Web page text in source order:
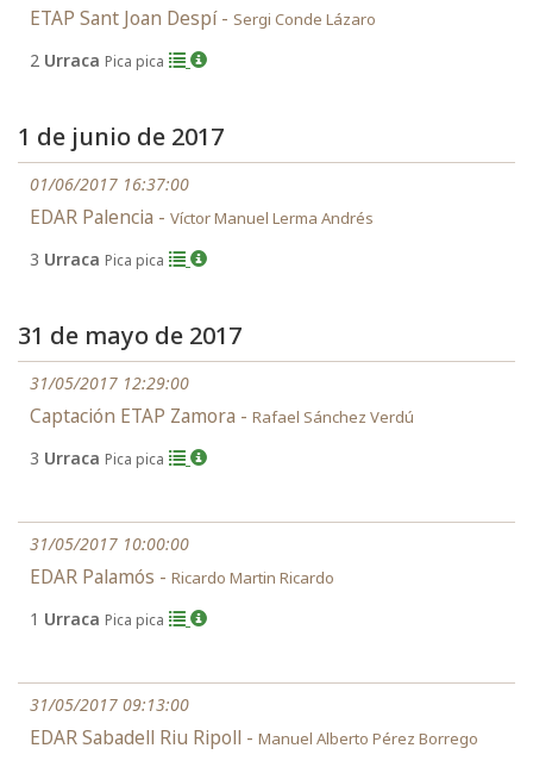
ETAP Sant Joan Despí - Sergi Conde Lázaro
2 Urraca Pica pica
1 de junio de 2017
01/06/2017 16:37:00
EDAR Palencia - Víctor Manuel Lerma Andrés
3 Urraca Pica pica
31 de mayo de 2017
31/05/2017 12:29:00
Captación ETAP Zamora - Rafael Sánchez Verdú
3 Urraca Pica pica
31/05/2017 10:00:00
EDAR Palamós - Ricardo Martin Ricardo
1 Urraca Pica pica
31/05/2017 09:13:00
EDAR Sabadell Riu Ripoll - Manuel Alberto Pérez Borrego